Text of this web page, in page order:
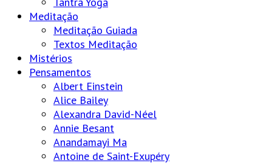
Meditação
Meditação Guiada
Textos Meditação
Mistérios
Pensamentos
Albert Einstein
Alice Bailey
Alexandra David-Néel
Annie Besant
Anandamayi Ma
Antoine de Saint-Exupéry